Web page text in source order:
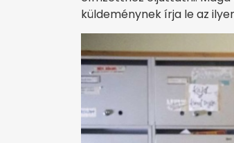
küldeménynek írja le az